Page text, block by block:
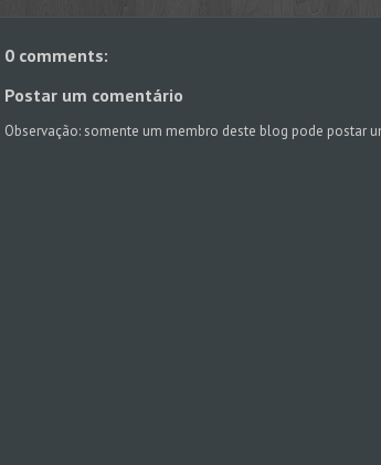
0 comments:
Postar um comentário
Observação: somente um membro deste blog pode postar